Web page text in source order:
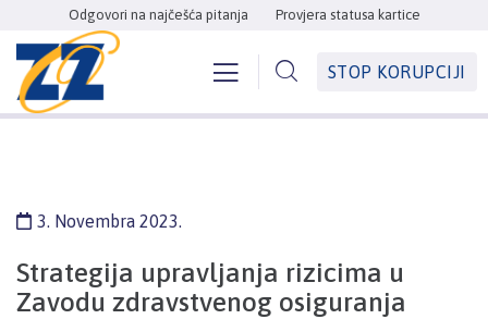
Odgovori na najčešća pitanja Provjera statusa kartice
STOP KORUPCIJI
3. Novembra 2023.
Strategija upravljanja rizicima u
Zavodu zdravstvenog osiguranja